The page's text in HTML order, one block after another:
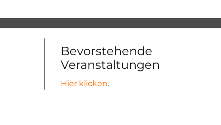
Bevorstehende
Veranstaltungen
Hier klicken.